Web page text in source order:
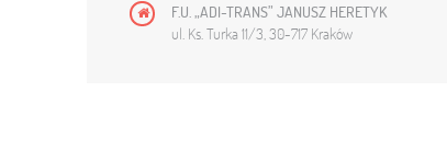
F.U. „ADI-TRANS” JANUSZ HERETYK
ul. Ks. Turka 11/3, 30-717 Kraków